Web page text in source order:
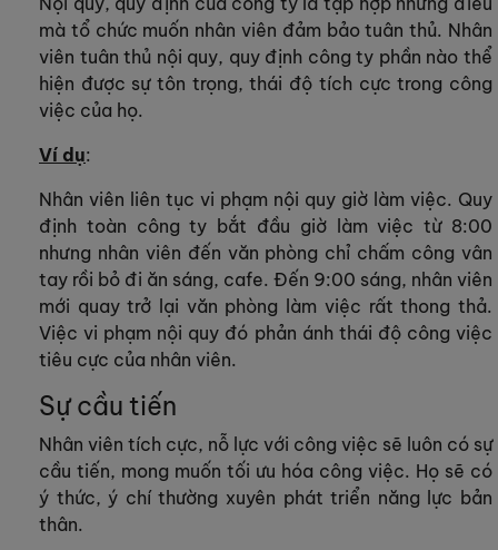
mà tổ chức muốn nhân viên đảm bảo tuân thủ. Nhân
viên tuân thủ nội quy, quy định công ty phần nào thể
hiện được sự tôn trọng, thái độ tích cực trong công
việc của họ.
Ví dụ:
Nhân viên liên tục vi phạm nội quy giờ làm việc. Quy
định toàn công ty bắt đầu giờ làm việc từ 8:00
nhưng nhân viên đến văn phòng chỉ chấm công vân
tay rồi bỏ đi ăn sáng, cafe. Đến 9:00 sáng, nhân viên
mới quay trở lại văn phòng làm việc rất thong thả.
Việc vi phạm nội quy đó phản ánh thái độ công việc
tiêu cực của nhân viên.
Sự cầu tiến
Nhân viên tích cực, nỗ lực với công việc sẽ luôn có sự
cầu tiến, mong muốn tối ưu hóa công việc. Họ sẽ có
ý thức, ý chí thường xuyên phát triển năng lực bản
thân.